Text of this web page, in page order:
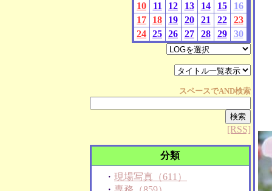
10
11 12 13 14 15
16
17
18 19 20 21 22
23
24 25 26 27 28 29 30
スペースでAND検索
[RSS]
分類
・ 現場写真（611）